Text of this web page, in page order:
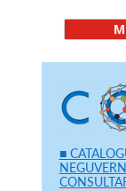
■